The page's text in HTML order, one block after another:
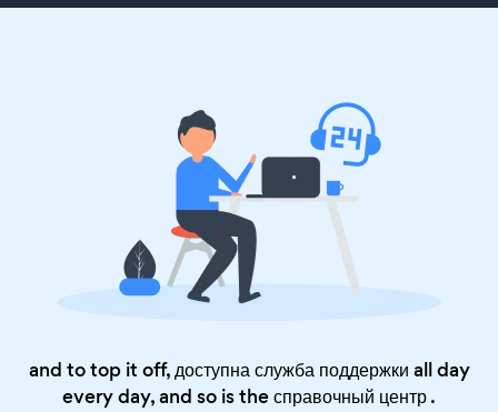
and to top it off, доступна служба поддержки all day
every day, and so is theсправочный центр.